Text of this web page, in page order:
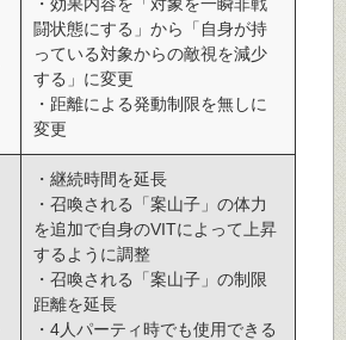
闘状態にする」から「自身が持
っている対象からの敵視を減少
する」に変更
・距離による発動制限を無しに
変更
・継続時間を延長
・召喚される「案山子」の体力
を追加で自身のVITによって上昇
するように調整
・召喚される「案山子」の制限
距離を延長
・4人パーティ時でも使用できる